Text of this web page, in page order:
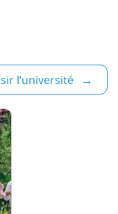
l’université